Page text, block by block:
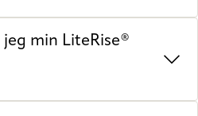
min LiteRise®